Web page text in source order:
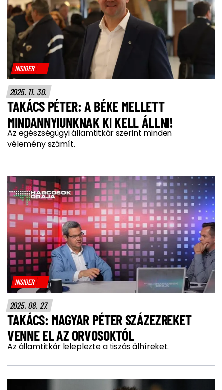
INSIDER
2025. 11. 30.
TAKÁCS PÉTER: A BÉKE MELLETT
MINDANNYIUNKNAK KI KELL ÁLLNI!
Az egészségügyi államtitkár szerint minden
vélemény számít.
INSIDER
2025. 08. 27.
TAKÁCS: MAGYAR PÉTER SZÁZEZREKET
VENNE EL AZ ORVOSOKTÓL
Az államtitkár leleplezte a tiszás álhíreket.